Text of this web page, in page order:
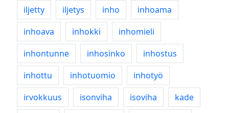
iljetty
iljetys inho
inhoama
inhoava
inhokki
inhomieli
inhontunne
inhosinko
inhostus
inhottu
inhotuomio
inhotyö
irvokkuus
isonviha isoviha
kade